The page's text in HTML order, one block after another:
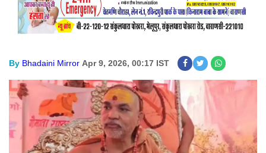
By Bhadaini Mirror Apr 9, 2026, 00:17 IST